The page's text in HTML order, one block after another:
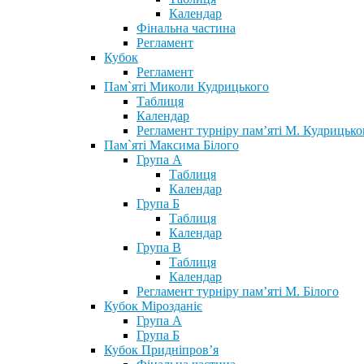
Календар
Фінальна частина
Регламент
Кубок
Регламент
Пам`яті Миколи Кудрицького
Таблиця
Календар
Регламент турніру пам’яті М.
Пам`яті Максима Білого
Група А
Таблиця
Календар
Група Б
Таблиця
Календар
Група В
Таблиця
Календар
Регламент турніру пам’яті М. Білого
Кубок Мірозданіє
Група А
Група Б
Кубок Придніпров’я